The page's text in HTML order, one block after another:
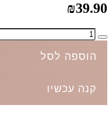
₪39.90
הוספה לסל
קנה עכשיו